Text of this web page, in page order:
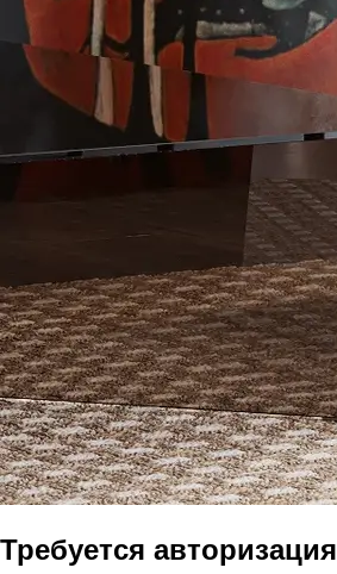
Требуется авторизация